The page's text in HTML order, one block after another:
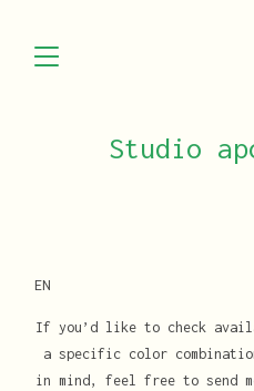
Studio
EN
If you’d like to check
a specific color
in mind, feel free to send